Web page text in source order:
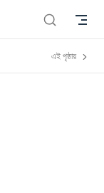
এই পৃষ্ঠায়